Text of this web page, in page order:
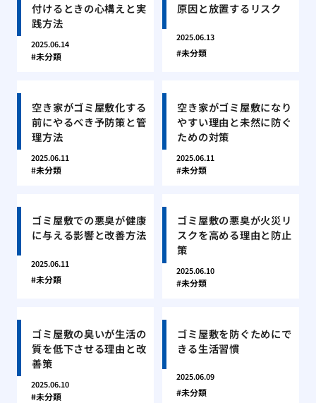
付けるときの心構えと実
践方法
2025.06.14
未分類
原因と放置するリスク
2025.06.13
未分類
空き家がゴミ屋敷化する
前にやるべき予防策と管
理方法
2025.06.11
未分類
空き家がゴミ屋敷になり
やすい理由と未然に防ぐ
ための対策
2025.06.11
未分類
ゴミ屋敷での悪臭が健康
に与える影響と改善方法
2025.06.11
未分類
ゴミ屋敷の悪臭が火災リ
スクを高める理由と防止
策
2025.06.10
未分類
ゴミ屋敷の臭いが生活の
質を低下させる理由と改
善策
2025.06.10
未分類
ゴミ屋敷を防ぐためにで
きる生活習慣
2025.06.09
未分類